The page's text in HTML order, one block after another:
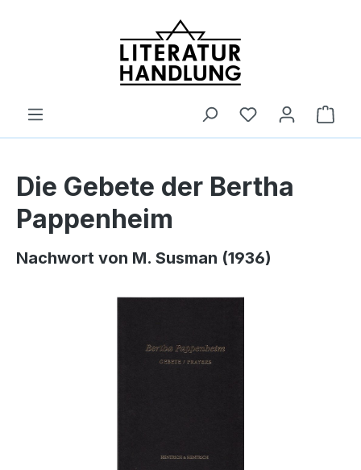
Die Gebete der Bertha
Pappenheim
Nachwort von M. Susman (1936)